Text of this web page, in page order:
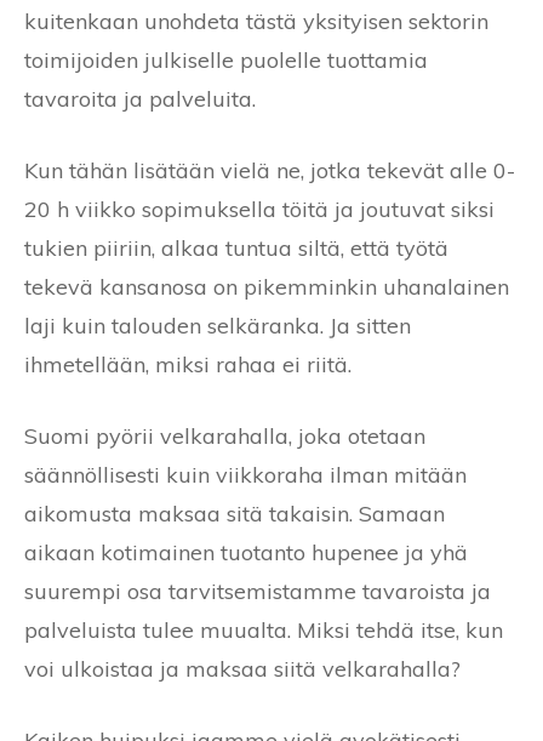
kuitenkaan unohdeta tästä yksityisen sektorin
toimijoiden julkiselle puolelle tuottamia
tavaroita ja palveluita.
Kun tähän lisätään vielä ne, jotka tekevät alle 0-
20 h viikko sopimuksella töitä ja joutuvat siksi
tukien piiriin, alkaa tuntua siltä, että työtä
tekevä kansanosa on pikemminkin uhanalainen
laji kuin talouden selkäranka. Ja sitten
ihmetellään, miksi rahaa ei riitä.
Suomi pyörii velkarahalla, joka otetaan
säännöllisesti kuin viikkoraha ilman mitään
aikomusta maksaa sitä takaisin. Samaan
aikaan kotimainen tuotanto hupenee ja yhä
suurempi osa tarvitsemistamme tavaroista ja
palveluista tulee muualta. Miksi tehdä itse, kun
voi ulkoistaa ja maksaa siitä velkarahalla?